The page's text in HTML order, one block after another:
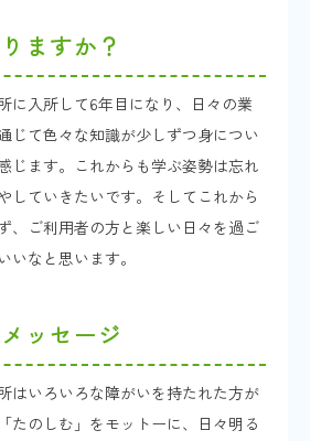
ますか？
に入所して6年目になり、日々の業
じて色々な知識が少しずつ身につい
じます。これからも学ぶ姿勢は忘れ
していきたいです。そしてこれから
、ご利用者の方と楽しい日々を過ご
いなと思います。
ッセージ
はいろいろな障がいを持たれた方が
たのしむ」をモットーに、日々明る